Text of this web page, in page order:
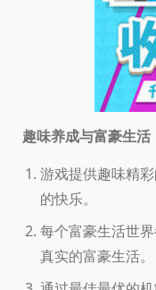
趣味养成与富豪生活
游戏提供趣味精
的快乐。
每个富豪生活世
真实的富豪生活。